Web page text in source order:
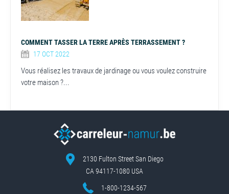
COMMENT TASSER LA TERRE APRÈS TERRASSEMENT ?
17 OCT 2022
Vous réalisez les travaux de jardinage ou vous voulez construire
votre maison ?...
2130 Fulton Street San Diego
CA 94117-1080 USA
1-800-1234-567